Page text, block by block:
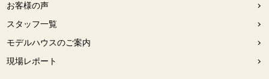
お客様の声
スタッフ⼀覧
モデルハウスのご案内
現場レポート